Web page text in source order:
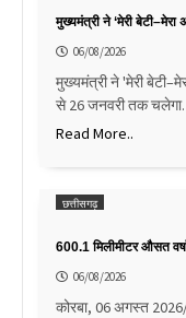
मुख्यमंत्री ने ‘मेरी
06/08/2026
मुख्यमंत्री ने 'मेरी
से 26 जनवरी तक
Read More..
छत्तीसगढ़
600.1 मिलीमीटर औसत
06/08/2026
कोरबा, 06 अगस्त